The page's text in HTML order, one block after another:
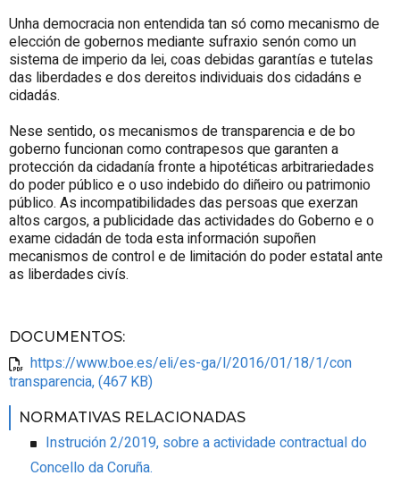
Unha democracia non entendida tan só como mecanismo de
elección de gobernos mediante sufraxio senón como un
sistema de imperio da lei, coas debidas garantías e tutelas
das liberdades e dos dereitos individuais dos cidadáns e
cidadás.
Nese sentido, os mecanismos de transparencia e de bo
goberno funcionan como contrapesos que garanten a
protección da cidadanía fronte a hipotéticas arbitrariedades
do poder público e o uso indebido do diñeiro ou patrimonio
público. As incompatibilidades das persoas que exerzan
altos cargos, a publicidade das actividades do Goberno e o
exame cidadán de toda esta información supoñen
mecanismos de control e de limitación do poder estatal ante
as liberdades civís.
DOCUMENTOS:
https://www.boe.es/eli/es-ga/l/2016/01/18/1/con
transparencia, (467 KB)
NORMATIVAS RELACIONADAS
Instrución 2/2019, sobre a actividade contractual do
Concello da Coruña.